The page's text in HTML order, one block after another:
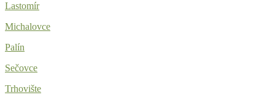
Lastomír
Michalovce
Palín
Sečovce
Trhovište